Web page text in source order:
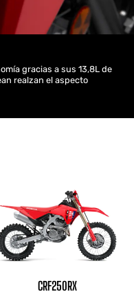
gracias a sus 13,8L de
realzan el aspecto
CRF250RX